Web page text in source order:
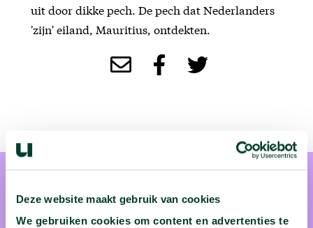
Deze website maakt gebruik van cookies
We gebruiken cookies om content en advertenties te
uit door dikke pech. De pech dat Nederlanders
'zijn' eiland, Mauritius, ontdekten.